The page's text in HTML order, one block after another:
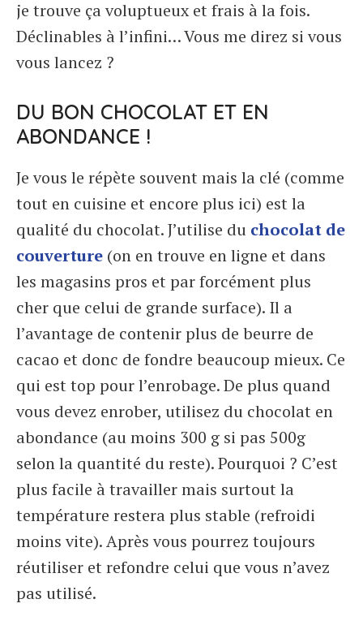
je trouve ça voluptueux et frais à la fois.
Déclinables à l’infini… Vous me direz si vous
vous lancez ?
DU BON CHOCOLAT ET EN
ABONDANCE !
Je vous le répète souvent mais la clé (comme
tout en cuisine et encore plus ici) est la
qualité du chocolat. J’utilise du chocolat de
couverture (on en trouve en ligne et dans
les magasins pros et par forcément plus
cher que celui de grande surface). Il a
l’avantage de contenir plus de beurre de
cacao et donc de fondre beaucoup mieux. Ce
qui est top pour l’enrobage. De plus quand
vous devez enrober, utilisez du chocolat en
abondance (au moins 300 g si pas 500g
selon la quantité du reste). Pourquoi ? C’est
plus facile à travailler mais surtout la
température restera plus stable (refroidi
moins vite). Après vous pourrez toujours
réutiliser et refondre celui que vous n’avez
pas utilisé.